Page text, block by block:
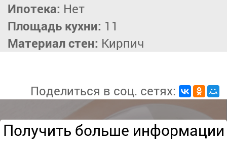
Ипотека: Нет
Площадь кухни: 11
Материал стен: Кирпич
Поделиться в соц. сетях:
Получить больше информации